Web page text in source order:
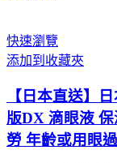
快速瀏覽
添加到收藏夾
【日本直送】
版DX 滴眼液
勞 年齡或用眼